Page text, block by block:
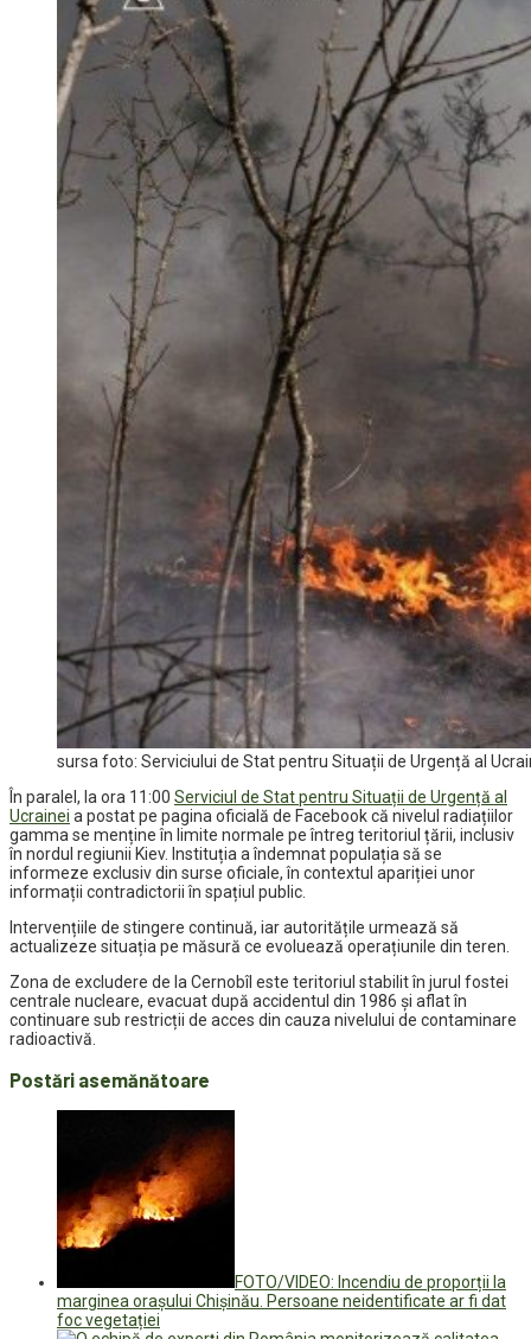
sursa foto: Serviciului de Stat pentru Situații de Urgență al
În paralel, la ora 11:00 Serviciul de Stat pentru Situații de Urgență al
Ucrainei a postat pe pagina oficială de Facebook că nivelul radiațiilor
gamma se menține în limite normale pe întreg teritoriul țării, inclusiv
în nordul regiunii Kiev. Instituția a îndemnat populația să se
informeze exclusiv din surse oficiale, în contextul apariției unor
informații contradictorii în spațiul public.
Intervențiile de stingere continuă, iar autoritățile urmează să
actualizeze situația pe măsură ce evoluează operațiunile din teren.
Zona de excludere de la Cernobîl este teritoriul stabilit în jurul fostei
centrale nucleare, evacuat după accidentul din 1986 și aflat în
continuare sub restricții de acces din cauza nivelului de contaminare
radioactivă.
Postări asemănătoare
FOTO/VIDEO: Incendiu de proporții la
marginea orașului Chișinău. Persoane neidentificate ar fi dat
foc vegetației